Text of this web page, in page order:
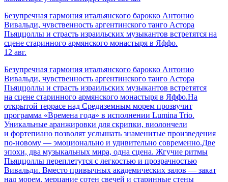
Безупречная гармония итальянского барокко Антонио
Вивальди, чувственность аргентинского танго Астора
Пьяццоллы и страсть израильских музыкантов встретятся на
сцене старинного армянского монастыря в Яффо.
12 авг.
Безупречная гармония итальянского барокко Антонио
Вивальди, чувственность аргентинского танго Астора
Пьяццоллы и страсть израильских музыкантов встретятся
на сцене старинного армянского монастыря в Яффо.На
открытой террасе над Средиземным морем прозвучит
программа «Времена года» в исполнении Lumina Trio.
Уникальные аранжировки для скрипки, виолончели
и фортепиано позволят услышать знаменитые произведения
по-новому — эмоционально и удивительно современно.Две
эпохи, два музыкальных мира, одна сцена. Жгучие ритмы
Пьяццоллы переплетутся с легкостью и прозрачностью
Вивальди. Вместо привычных академических залов — закат
над морем, мерцание сотен свечей и старинные стены